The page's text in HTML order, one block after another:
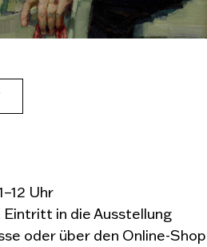
Uhr
in die Ausstellung
oder über den Online-Shop